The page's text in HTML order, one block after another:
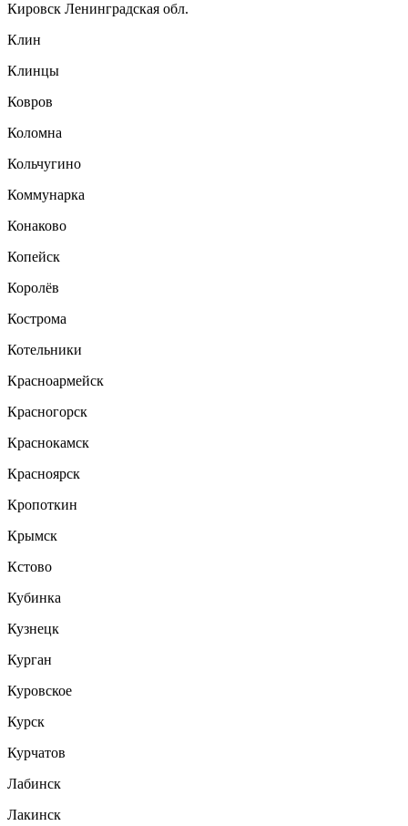
Кировск Ленинградская обл.
Клин
Клинцы
Ковров
Коломна
Кольчугино
Коммунарка
Конаково
Копейск
Королёв
Кострома
Котельники
Красноармейск
Красногорск
Краснокамск
Красноярск
Кропоткин
Крымск
Кстово
Кубинка
Кузнецк
Курган
Куровское
Курск
Курчатов
Лабинск
Лакинск